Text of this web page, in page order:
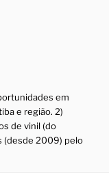
em
e região. 2)
de vinil (do
(desde 2009) pelo